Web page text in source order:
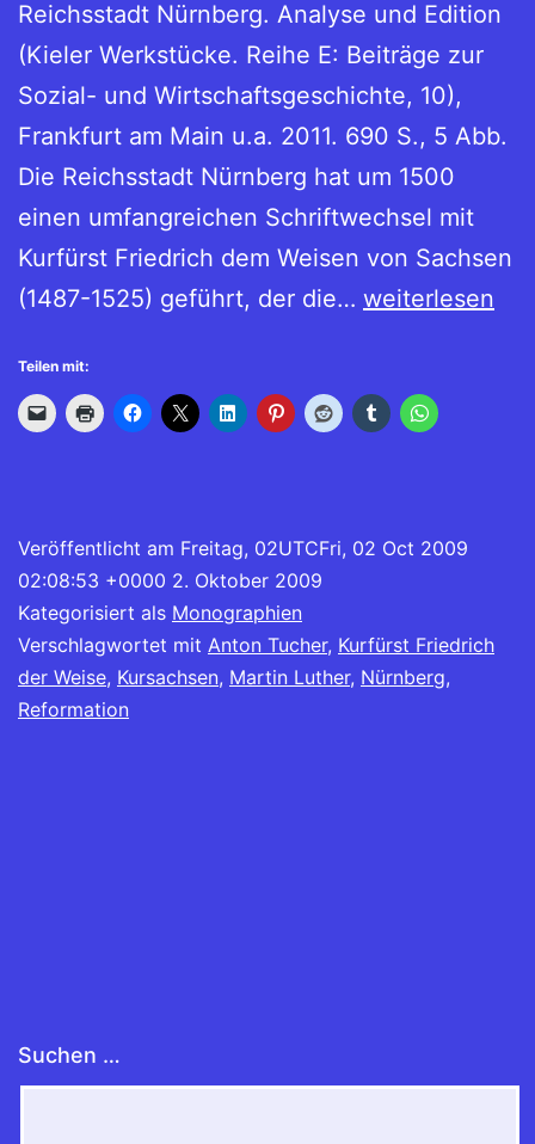
Reichsstadt Nürnberg. Analyse und Edition
(Kieler Werkstücke. Reihe E: Beiträge zur
Sozial- und Wirtschaftsgeschichte, 10),
Frankfurt am Main u.a. 2011. 690 S., 5 Abb.
Die Reichsstadt Nürnberg hat um 1500
einen umfangreichen Schriftwechsel mit
Kurfürst Friedrich dem Weisen von Sachsen
(1487-1525) geführt, der die… Die
Kurfürst
Weisen
und
weiterlesen
Teilen mit:
Veröffentlicht am Freitag, 02UTCFri, 02 Oct 2009
02:08:53 +0000 2. Oktober 2009
Kategorisiert als Monographien
Verschlagwortet mit Anton Tucher, Kurfürst Friedrich
der Weise, Kursachsen, Martin Luther, Nürnberg,
Reformation
Suchen …